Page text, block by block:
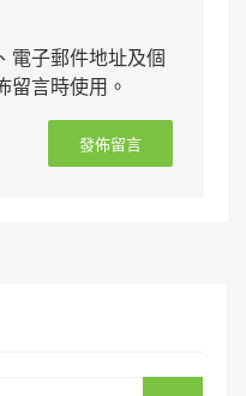
電子郵件地址及個
留言時使用。